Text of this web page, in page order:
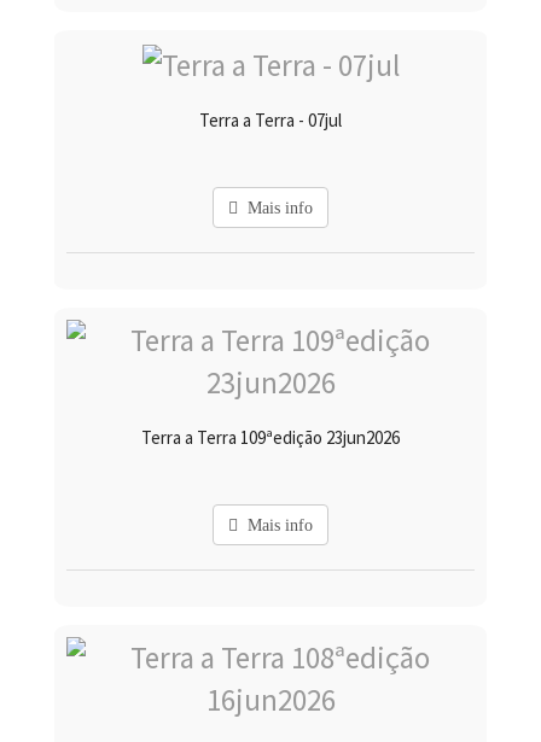
Terra a Terra - 07jul
Mais info
Terra a Terra 109ªedição 23jun2026
Mais info